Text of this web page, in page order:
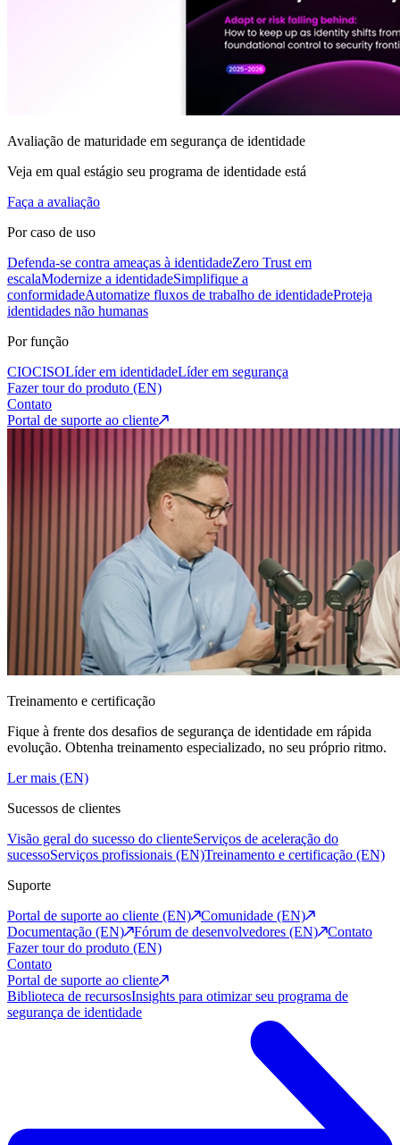
Avaliação de maturidade em segurança de identidade
Veja em qual estágio seu programa de identidade está
Faça a avaliação
Por caso de uso
Defenda-se contra ameaças à identidadeZero Trust em
escalaModernize a identidadeSimplifique a
conformidadeAutomatize fluxos de trabalho de identidadeProteja
identidades não humanas
Por função
CIOCISOLíder em identidadeLíder em segurança
Fazer tour do produto (EN)
Contato
Portal de suporte ao cliente
Treinamento e certificação
Fique à frente dos desafios de segurança de identidade em rápida
evolução. Obtenha treinamento especializado, no seu próprio ritmo.
Ler mais (EN)
Sucessos de clientes
Visão geral do sucesso do clienteServiços de aceleração do
sucessoServiços profissionais (EN)Treinamento e certificação (EN)
Suporte
Portal de suporte ao cliente (EN)
Comunidade (EN)
Documentação (EN)
Fórum de desenvolvedores (EN)
Contato
Fazer tour do produto (EN)
Contato
Portal de suporte ao cliente
Biblioteca de recursosInsights para otimizar seu programa de
segurança de identidade